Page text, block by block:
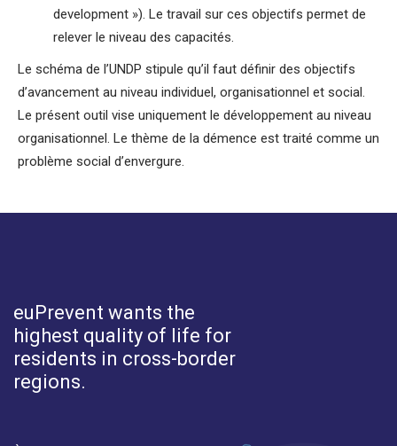
development »). Le travail sur ces objectifs permet de
relever le niveau des capacités.
Le schéma de l’UNDP stipule qu’il faut définir des objectifs
d’avancement au niveau individuel, organisationnel et social.
Le présent outil vise uniquement le développement au niveau
organisationnel. Le thème de la démence est traité comme un
problème social d’envergure.
euPrevent wants the
highest quality of life for
residents in cross-border
regions.